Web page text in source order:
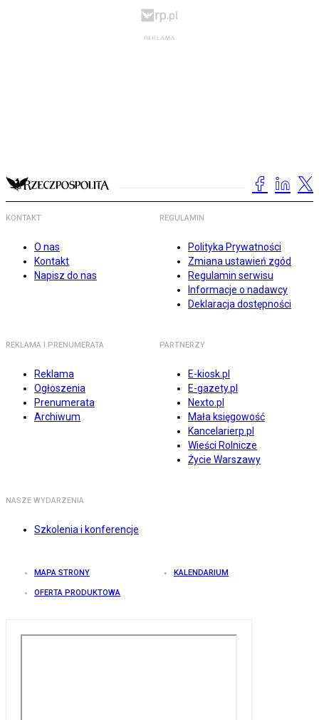
KONTAKT
O nas
Kontakt
Napisz do nas
REGULAMIN
Polityka Prywatności
Zmiana ustawień zgód
Regulamin serwisu
Informacje o nadawcy
Deklaracja dostępności
REKLAMA I PRENUMERATA
Reklama
Ogłoszenia
Prenumerata
Archiwum
PARTNERZY
E-kiosk.pl
E-gazety.pl
Nexto.pl
Mała księgowość
Kancelarierp.pl
Wieści Rolnicze
Życie Warszawy
NASZE WYDARZENIA
Szkolenia i konferencje
MAPA STRONY KALENDARIUM
OFERTA PRODUKTOWA